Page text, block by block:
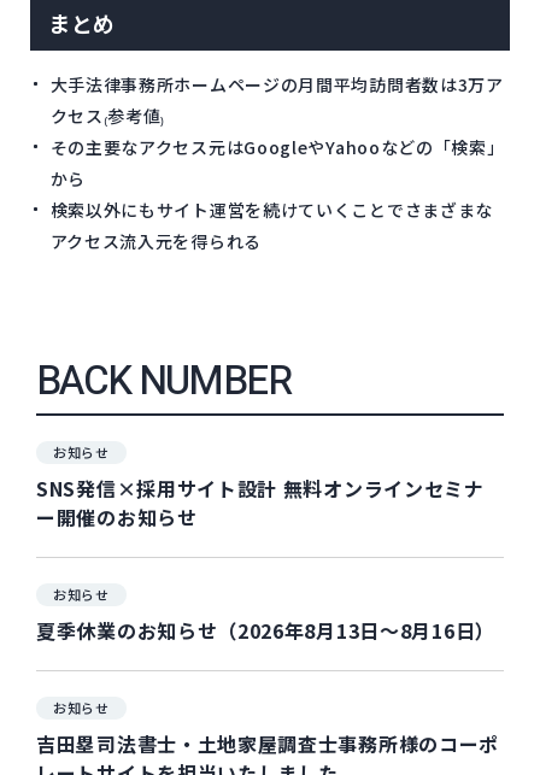
まとめ
大手法律事務所ホームページの月間平均訪問者数は3万ア
クセス₍参考値₎
その主要なアクセス元はGoogleやYahooなどの「検索」
から
検索以外にもサイト運営を続けていくことでさまざまな
アクセス流入元を得られる
BACK NUMBER
お知らせ
SNS発信×採用サイト設計 無料オンラインセミナ
ー開催のお知らせ
お知らせ
夏季休業のお知らせ（2026年8月13日～8月16日）
お知らせ
吉田塁司法書士・土地家屋調査士事務所様のコーポ